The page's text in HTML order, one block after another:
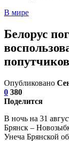
В мире
Белорус
попутчиков
Опубликовано
0 380
Поделится
В ночь на 31
Брянск –
Унеча Брянской